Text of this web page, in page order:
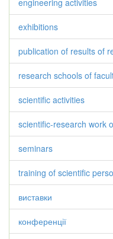
engineering activities
exhibitions
publication of results of
research schools of
scientific activities
scientific-research work
seminars
training of scientific
виставки
конференції